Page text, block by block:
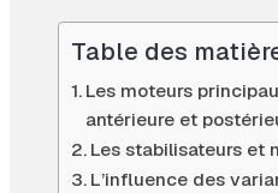
Table des
Les moteurs
antérieure et
Les stabilisateurs et
L’influence des